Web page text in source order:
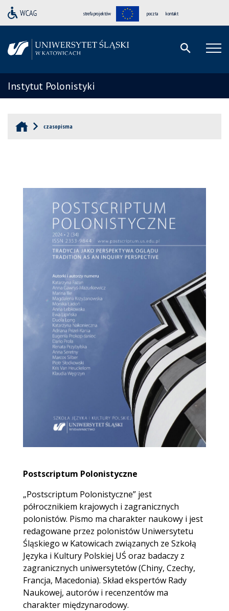
strefa projektów poczta kontakt
Instytut Polonistyki
czasopisma
Postscriptum Polonistyczne
„Postscriptum Polonistyczne” jest
półrocznikiem krajowych i zagranicznych
polonistów. Pismo ma charakter naukowy i jest
redagowane przez polonistów Uniwersytetu
Śląskiego w Katowicach związanych ze Szkołą
Języka i Kultury Polskiej UŚ oraz badaczy z
zagranicznych uniwersytetów (Chiny, Czechy,
Francja, Macedonia). Skład ekspertów Rady
Naukowej, autorów i recenzentów ma
charakter międzynarodowy.